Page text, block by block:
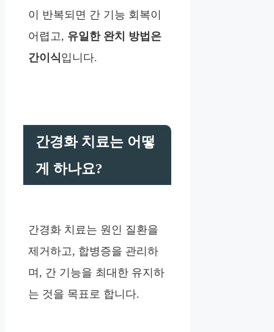
이 반복되면 간 기능 회복이
어렵고, 유일한 완치 방법은
간이식입니다.
간경화 치료는 어떻
게 하나요?
간경화 치료는 원인 질환을
제거하고, 합병증을 관리하
며, 간 기능을 최대한 유지하
는 것을 목표로 합니다.